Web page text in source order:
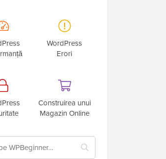
WordPress
Erori
Construirea unui
Magazin Online